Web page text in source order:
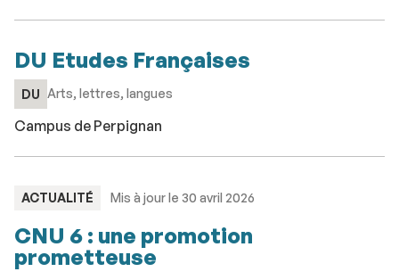
DU Etudes Françaises
DU Arts, lettres, langues
Campus de Perpignan
TYPE
ACTUALITÉ Mis à jour le 30 avril 2026
CNU 6 : une promotion
prometteuse